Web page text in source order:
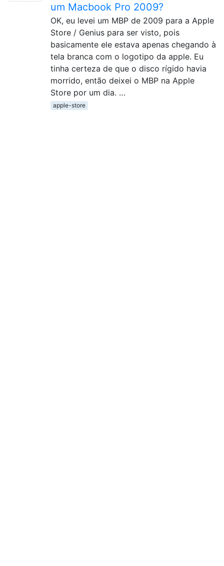
um Macbook Pro 2009?
OK, eu levei um MBP de 2009 para a Apple
Store / Genius para ser visto, pois
basicamente ele estava apenas chegando à
tela branca com o logotipo da apple. Eu
tinha certeza de que o disco rígido havia
morrido, então deixei o MBP na Apple
Store por um dia. …
apple-store